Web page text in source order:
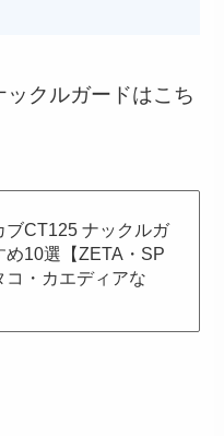
クルガードはこち
ブCT125 ナックルガ
め10選【ZETA・SP
コ・カエディアな